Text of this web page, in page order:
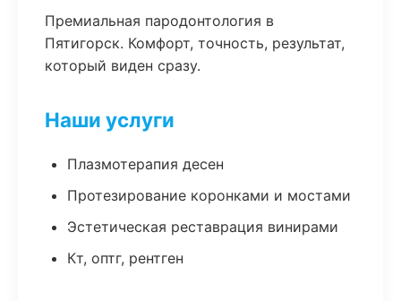
Премиальная пародонтология в
Пятигорск. Комфорт, точность, результат,
который виден сразу.
Наши услуги
Плазмотерапия десен
Протезирование коронками и мостами
Эстетическая реставрация винирами
Кт, оптг, рентген